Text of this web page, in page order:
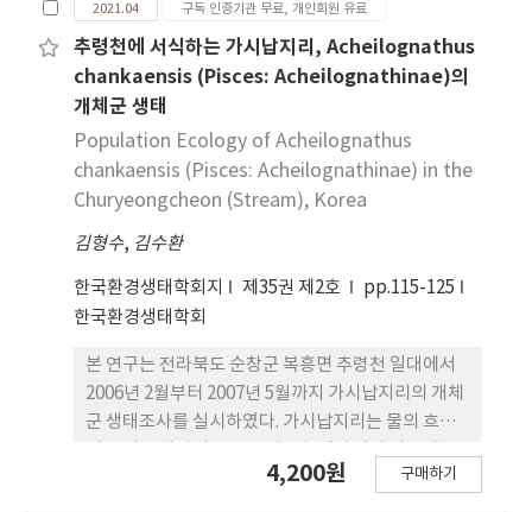
1,181개체 의 조류가 확인되었다. 서식지 유형별 조
류 출현종은 개발지에서 35종 567개체로 가장 많았
으며 종다양도는 임도에서 2.66로 가장 높았다. 낙남
정맥의 서식지 유형별 영소길드 분석결과(Pearson
Chi-square test, χ 2=16.681, p<0.05) 개발지, 계
곡부, 임도 모두 수관층(Canopy) 영소길드에 속한
군집의 빈도가 높았다. 채이길드 분석결과(Pearson
Chi-square test, χ 2=16.217, p<0.005) 개발지는
관목층(bush), 계곡부와 임도는 수관층 채이길드에
의 임도구간은 대경목 임목과 천이된 초본류가 지빠
귀류를 비롯하여 다양한 조류에게 충분한 영소 및 먹
이자원을 제공하고 있었으며, 이러한 연구결과는 낙
남정맥의 다양한 서식지가 조류서식에 다양한 자원을
제공하고 있는 것으로 판단된다.
2021.04 구독 인증기관 무료, 개인회원 유료
추령천에 서식하는 가시납지리, Acheilognathus
chankaensis (Pisces: Acheilognathinae)의
개체군 생태
Population Ecology of Acheilognathus
chankaensis (Pisces: Acheilognathinae) in the
Churyeongcheon (Stream), Korea
김형수, 김수환
한국환경생태학회지 제35권 제2호
pp.115-125
한국환경생태학회
본 연구는 전라북도 순창군 복흥면 추령천 일대에서
2006년 2월부터 2007년 5월까지 가시납지리의 개체
군 생태조사를 실시하였다. 가시납지리는 물의 흐름
은 수역에서 서식하였다. 체장빈도분 포법으로 연령
4,200원 구매하기